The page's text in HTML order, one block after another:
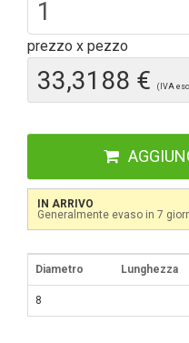
prezzo x pezzo
33,3188 € (IVA
IN ARRIVO
Generalmente evaso in 7
Diametro Lunghezza
8